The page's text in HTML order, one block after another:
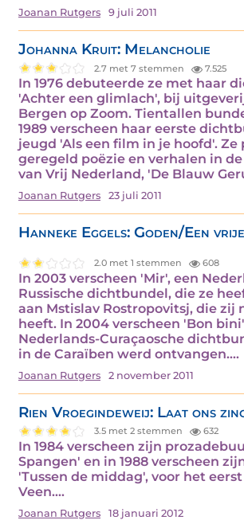
Joanan Rutgers 9 juli 2011
Johanna Kruit: Melancholie
2.7 met 7 stemmen 7.525
In 1976 debuteerde ze met haar
'Achter een glimlach', bij
Bergen op Zoom. Tientallen
1989 verscheen haar eerste
jeugd 'Als een film in je hoofd'.
geregeld poëzie en verhalen in
van Vrij Nederland, 'De Blauw
Joanan Rutgers 23 juli 2011
Hanneke Eggels: Goden/Een
2.0 met 1 stemmen 608
In 2003 verscheen 'Mir', een
Russische dichtbundel, die ze
aan Mstislav Rostropovitsj, die zij
heeft. In 2004 verscheen 'Bon
Nederlands-Curaçaosche
in de Caraïben werd ontvangen.…
Joanan Rutgers 2 november 2011
Rien Vroegindeweij: Laat ons
3.5 met 2 stemmen 632
In 1984 verscheen zijn
Spangen' en in 1988 verscheen
'Tussen de middag', voor het
Veen.…
Joanan Rutgers 18 januari 2012